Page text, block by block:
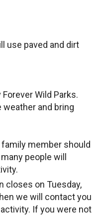
use paved and dirt
Wild Parks.
and bring
family member should
people will
closes on Tuesday,
we will contact you
If you were not